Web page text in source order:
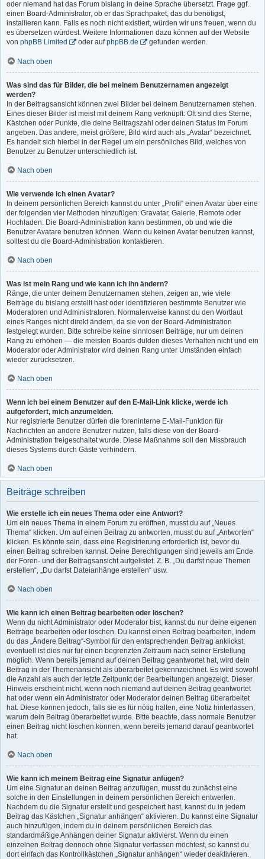
oder niemand hat das Forum bislang in deine Sprache übersetzt. Frage ggf.
einen Board-Administrator, ob er das Sprachpaket, das du benötigst,
installieren kann. Falls es noch nicht existiert, würden wir uns freuen, wenn du
es übersetzen würdest. Weitere Informationen dazu können auf der Website
von phpBB Limited oder aufphpBB.de gefunden werden.
Nach oben
Was sind das für Bilder, die bei meinem Benutzernamen angezeigt
werden?
In der Beitragsansicht können zwei Bilder bei deinem Benutzernamen stehen.
Eines dieser Bilder ist meist mit deinem Rang verknüpft: Oft sind dies Sterne,
Kästchen oder Punkte, die deine Beitragszahl oder deinen Status im Forum
angeben. Das andere, meist größere, Bild wird auch als „Avatar“ bezeichnet.
Es handelt sich hierbei in der Regel um ein persönliches Bild, welches von
Benutzer zu Benutzer unterschiedlich ist.
Nach oben
Wie verwende ich einen Avatar?
In deinem persönlichen Bereich kannst du unter „Profil“ einen Avatar über eine
der folgenden vier Methoden hinzufügen: Gravatar, Galerie, Remote oder
Hochladen. Die Board-Administration kann bestimmen, ob und wie die
Benutzer Avatare benutzen können. Wenn du keinen Avatar benutzen kannst,
solltest du die Board-Administration kontaktieren.
Nach oben
Was ist mein Rang und wie kann ich ihn ändern?
Ränge, die unter deinem Benutzernamen stehen, zeigen an, wie viele
Beiträge du bislang erstellt hast oder identifizieren bestimmte Benutzer wie
Moderatoren und Administratoren. Normalerweise kannst du den Wortlaut
eines Ranges nicht direkt ändern, da sie von der Board-Administration
festgelegt wurden. Bitte schreibe keine sinnlosen Beiträge, nur um deinen
Rang zu erhöhen — die meisten Boards dulden dieses Verhalten nicht und ein
Moderator oder Administrator wird deinen Rang unter Umständen einfach
wieder zurücksetzen.
Nach oben
Wenn ich bei einem Benutzer auf den E-Mail-Link klicke, werde ich
aufgefordert, mich anzumelden.
Nur registrierte Benutzer dürfen die foreninterne E-Mail-Funktion für
Nachrichten an andere Benutzer nutzen, falls diese von der Board-
Administration freigeschaltet wurde. Diese Maßnahme soll den Missbrauch
dieses Systems durch Gäste verhindern.
Nach oben
Beiträge schreiben
Wie erstelle ich ein neues Thema oder eine Antwort?
Um ein neues Thema in einem Forum zu eröffnen, musst du auf „Neues
Thema“ klicken. Um auf einen Beitrag zu antworten, musst du auf „Antworten“
klicken. Es könnte sein, dass eine Registrierung erforderlich ist, bevor du
einen Beitrag schreiben kannst. Deine Berechtigungen sind jeweils am Ende
der Foren- und der Beitragsansicht aufgelistet. Z. B. „Du darfst neue Themen
erstellen“, „Du darfst Dateianhänge erstellen“ usw.
Nach oben
Wie kann ich einen Beitrag bearbeiten oder löschen?
Wenn du nicht Administrator oder Moderator bist, kannst du nur deine eigenen
Beiträge bearbeiten oder löschen. Du kannst einen Beitrag bearbeiten, indem
du das „Ändere Beitrag“-Symbol für den entsprechenden Beitrag anklickst;
eventuell ist dies nur für einen begrenzten Zeitraum nach seiner Erstellung
möglich. Wenn bereits jemand auf deinen Beitrag geantwortet hat, wird dein
Beitrag in der Themenansicht als überarbeitet gekennzeichnet. Es wird sowohl
die Anzahl als auch der letzte Zeitpunkt der Bearbeitungen angezeigt. Dieser
Hinweis erscheint nicht, wenn noch niemand auf deinen Beitrag geantwortet
hat oder wenn ein Administrator oder Moderator deinen Beitrag überarbeitet
hat. Diese können jedoch, falls sie es für nötig halten, eine Notiz hinterlassen,
warum dein Beitrag überarbeitet wurde. Bitte beachte, dass normale Benutzer
einen Beitrag nicht löschen können, wenn bereits jemand darauf geantwortet
hat.
Nach oben
Wie kann ich meinem Beitrag eine Signatur anfügen?
Um eine Signatur an deinen Beitrag anzufügen, musst du zunächst eine
solche in den Einstellungen in deinem persönlichen Bereich entwerfen.
Nachdem du die Signatur erstellt und gespeichert hast, kannst du in jedem
Beitrag das Kästchen „Signatur anhängen“ aktivieren. Du kannst eine Signatur
auch hinzufügen, indem du in deinem persönlichen Bereich das
standardmäßige Anhängen deiner Signatur aktivierst. Wenn du einen
einzelnen Beitrag dennoch ohne Signatur verfassen möchtest, so kannst du
dort einfach das Kontrollkästchen „Signatur anhängen“ wieder deaktivieren.